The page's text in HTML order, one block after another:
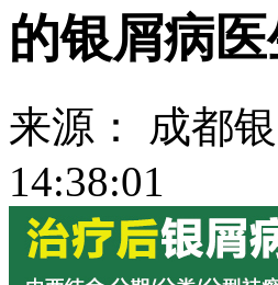
的银屑病医
来源： 成都
14:38:01